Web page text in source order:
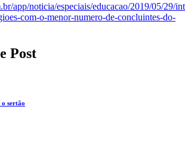
app/noticia/especiais/educacao/2019/05/29/
com-o-menor-numero-de-concluintes-do-
Post
sertão